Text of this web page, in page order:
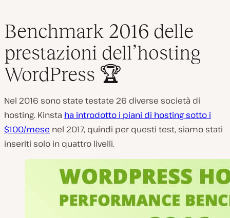
Benchmark 2016 delle
prestazioni dell’hosting
WordPress 🏆
Nel 2016 sono state testate 26 diverse società di
hosting. Kinsta ha introdotto i piani di hosting sotto i
$100/mese nel 2017, quindi per questi test, siamo stati
inseriti solo in quattro livelli.